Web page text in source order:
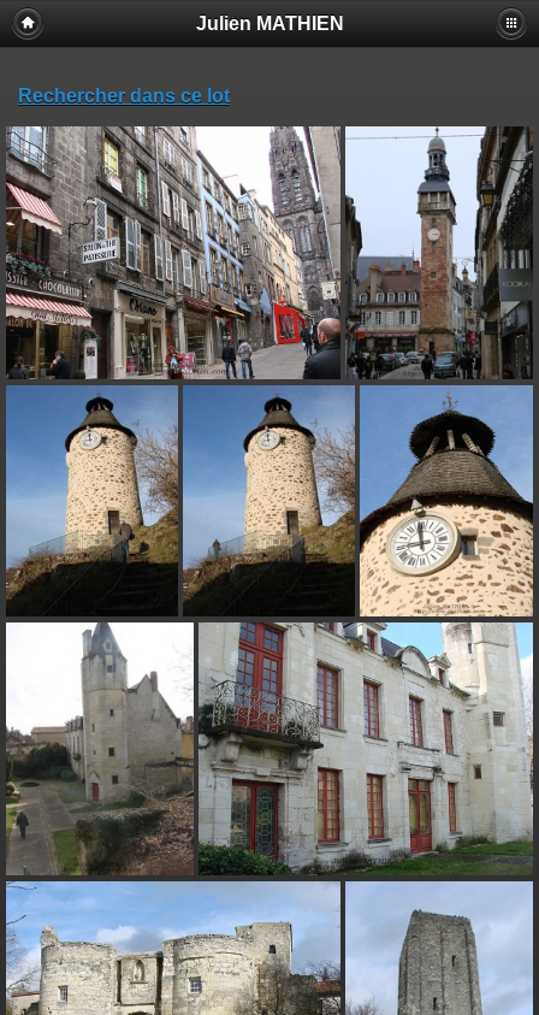
Julien MATHIEN
Rechercher dans ce lot